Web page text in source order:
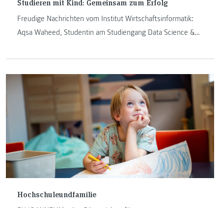
Studieren mit Kind: Gemeinsam zum Erfolg
Freudige Nachrichten vom Institut Wirtschaftsinformatik:
Aqsa Waheed, Studentin am Studiengang Data Science &
Hochschuleundfamilie